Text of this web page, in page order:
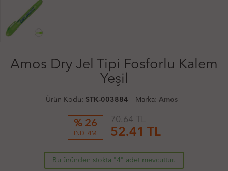
Amos Dry Jel Tipi Fosforlu Kalem
Yeşil
Ürün Kodu: STK-003884 Marka: Amos
% 26
İNDİRİM
70.64 TL
52.41 TL
Bu üründen stokta "4" adet mevcuttur.